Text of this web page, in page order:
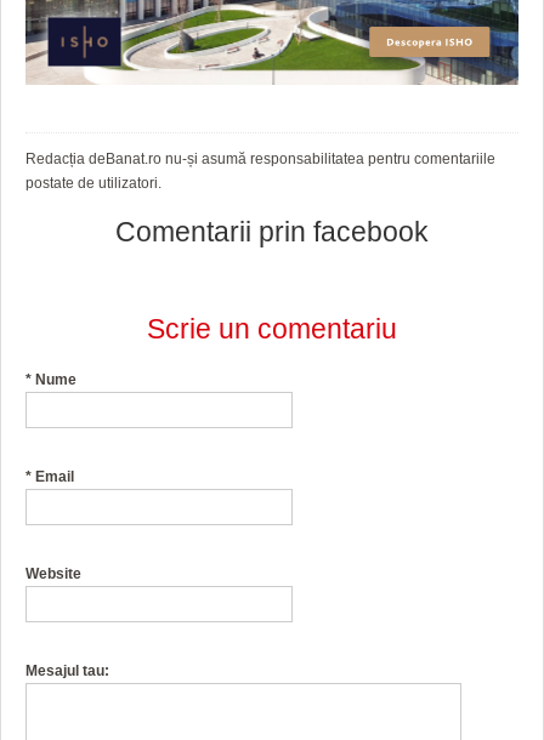
Redacția deBanat.ro nu-și asumă responsabilitatea pentru comentariile
postate de utilizatori.
Comentarii prin facebook
Scrie un comentariu
* Nume
* Email
Website
Mesajul tau: